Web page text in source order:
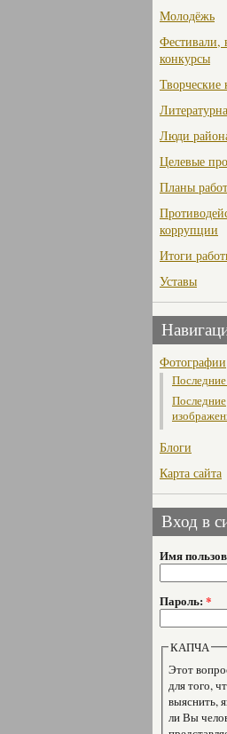
Молодёжь
Фестивали,
конкурсы
Творческие
Люди
Целевые
Планы
коррупции
Итоги
Уставы
Фотографии
Последние
Блоги
Карта сайта
Вход в
Имя
Пароль: *
КАПЧА
Этот
для того,
выяснить,
ли Вы человеком или